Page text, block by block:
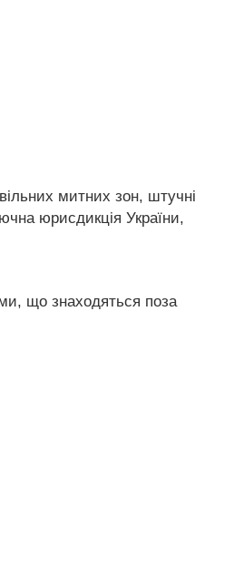
митних зон, штучні
юрисдикція України,
що знаходяться поза